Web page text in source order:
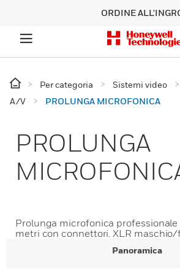
ORDINE
Per categoria Sistemi video
A/V
PROLUNGA MICROFONICA
PROLUNGA
Prolunga microfonica
metri con connettori. XLR
Panoramica